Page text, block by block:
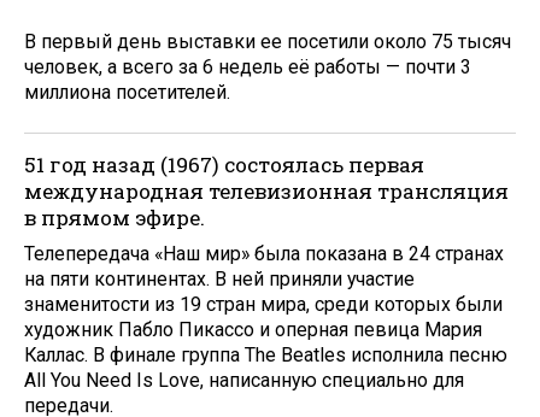
В первый день выставки ее посетили около 75 тысяч
человек, а всего за 6 недель её работы — почти 3
миллиона посетителей.
51 год назад (1967) состоялась первая
международная телевизионная трансляция
в прямом эфире.
Телепередача «Наш мир» была показана в 24 странах
на пяти континен­тах. В ней приняли участие
знаменитости из 19 стран мира, среди которых были
художник Пабло Пикассо и оперная певица Мария
Каллас. В финале группа The Beatles исполнила песню
All You Need Is Love, написанную специально для
передачи.